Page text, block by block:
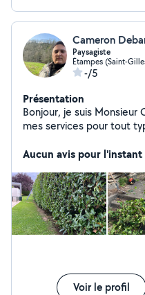
Paysagiste
Étampes (Saint-
-/5
Présentation
Bonjour, je suis
mes services pour tout
suis bien outillé j'ai un
Aucun avis pour l'instant
Voir le profil